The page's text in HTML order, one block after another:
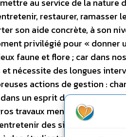
au service de la nature
restaurer, ramasser
son aide concrète, à son
privilégié pour « donner
faune et flore ; car dans
nécessite des longues
actions de gestion :
un esprit de convivialité,
travaux menés par des
des sites naturels,